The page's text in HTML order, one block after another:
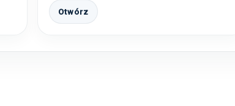
Otwórz